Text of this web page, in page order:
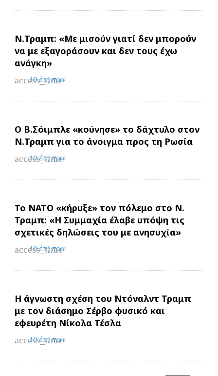
Ν.Τραμπ: «Με μισούν γιατί δεν μπορούν
να με εξαγοράσουν και δεν τους έχω
ανάγκη»
access_time
10 έτη πριν
Ο Β.Σόιμπλε «κούνησε» το δάχτυλο στον
Ν.Τραμπ για το άνοιγμα προς τη Ρωσία
access_time
10 έτη πριν
Το ΝΑΤΟ «κήρυξε» τον πόλεμο στο Ν.
Τραμπ: «Η Συμμαχία έλαβε υπόψη τις
σχετικές δηλώσεις του με ανησυχία»
access_time
10 έτη πριν
Η άγνωστη σχέση του Ντόναλντ Τραμπ
με τον διάσημο Σέρβο φυσικό και
εφευρέτη Νίκολα Τέσλα
access_time
10 έτη πριν